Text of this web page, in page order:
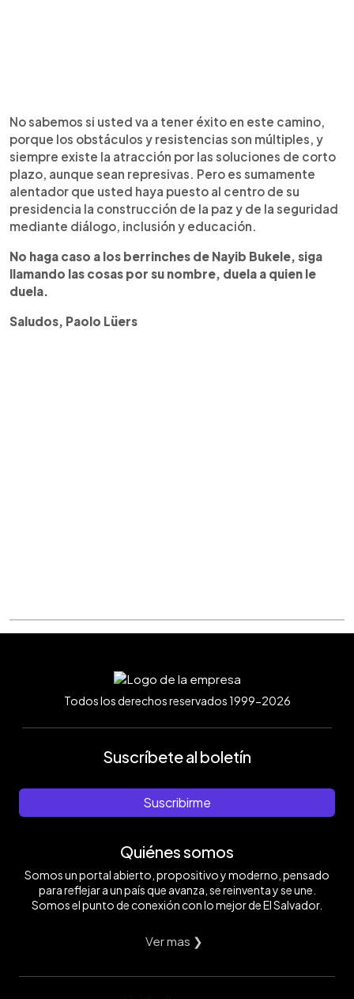
No sabemos si usted va a tener éxito en este camino,
porque los obstáculos y resistencias son múltiples, y
siempre existe la atracción por las soluciones de corto
plazo, aunque sean represivas. Pero es sumamente
alentador que usted haya puesto al centro de su
presidencia la construcción de la paz y de la seguridad
mediante diálogo, inclusión y educación.
No haga caso a los berrinches de Nayib Bukele, siga
llamando las cosas por su nombre, duela a quien le
duela.
Saludos, Paolo Lüers
Todos los derechos reservados 1999-2026
Suscríbete al boletín
Suscribirme
Quiénes somos
Somos un portal abierto, propositivo y moderno, pensado
para reflejar a un país que avanza, se reinventa y se une.
Somos el punto de conexión con lo mejor de El Salvador.
Ver mas ❯